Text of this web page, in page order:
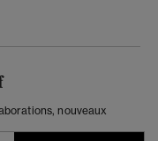
nouveaux